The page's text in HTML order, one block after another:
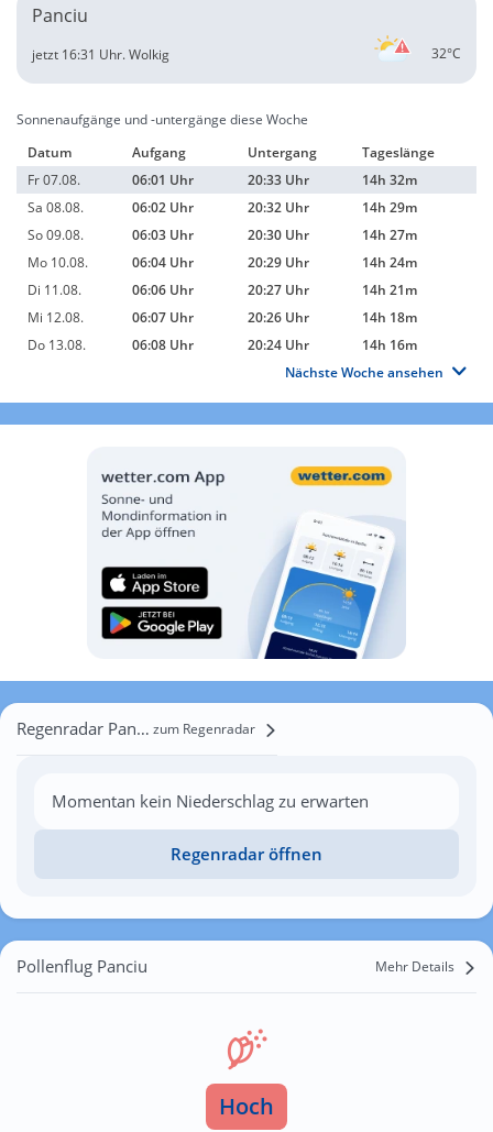
Panciu
32°C
jetzt 16:31 Uhr.Wolkig
Sonnenaufgänge und -untergänge diese Woche
Datum
Aufgang Untergang
Tageslänge
Fr 07.08.
06:01 Uhr 20:33 Uhr
14h 32m
Sa 08.08.
06:02 Uhr 20:32 Uhr
14h 29m
So 09.08.
06:03 Uhr 20:30 Uhr
14h 27m
Mo 10.08.
06:04 Uhr 20:29 Uhr
14h 24m
Di 11.08.
06:06 Uhr 20:27 Uhr
14h 21m
Mi 12.08.
06:07 Uhr 20:26 Uhr
14h 18m
Do 13.08.
06:08 Uhr 20:24 Uhr
14h 16m
Nächste Woche ansehen
Regenradar Panciu zum Regenradar
Momentan kein Niederschlag zu erwarten
Regenradar öffnen
Pollenflug Panciu Mehr Details
Hoch